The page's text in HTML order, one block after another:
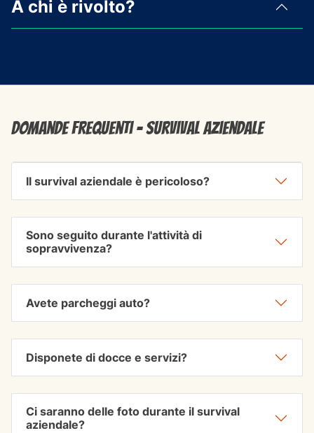
A chi è rivolto?
Domande frequenti - survival aziendale
Il survival aziendale è pericoloso?
Sono seguito durante l'attività di
sopravvivenza?
Avete parcheggi auto?
Disponete di docce e servizi?
Ci saranno delle foto durante il survival
aziendale?